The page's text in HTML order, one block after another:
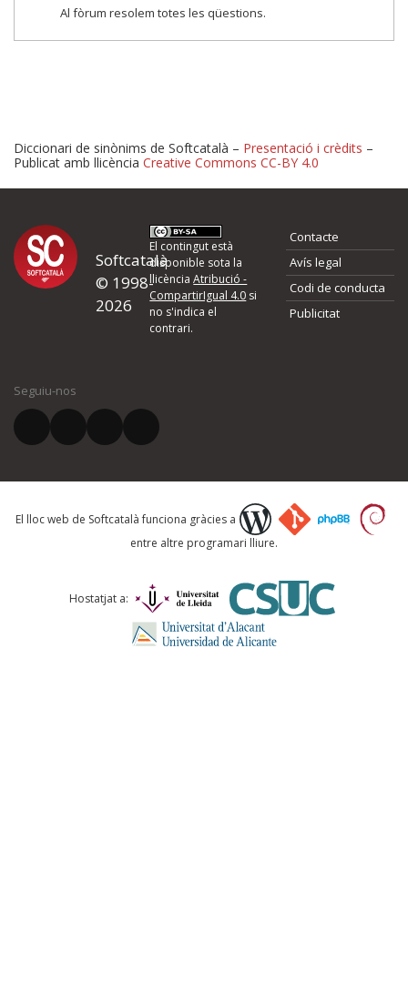
Al fòrum resolem totes les qüestions.
Proposeu-nos millores o
d'errors
Si heu trobat un error o voleu proposar alguna millora, ompliu els
quina és la millora que proposeu o l'error del qual voleu informar-
El vostre correu electrònic *
Què proposeu?
Comentari *
Diccionari de sinònims de Softcatalà – Presentació i crèdits –
Publicat amb llicència Creative Commons CC-BY 4.0
Softcatalà
© 1998-
2026
El contingut està
disponible sota la
llicènciaAtribució -
CompartirIgual 4.0 si
no s'indica el
contrari.
Contacte
Avís legal
Codi de conducta
Publicitat
Seguiu-nos
El lloc web de Softcatalà funciona gràcies a
entre altre programari lliure.
Hostatjat a: